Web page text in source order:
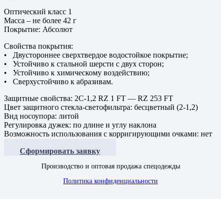
Оптический класс 1
Масса – не более 42 г
Покрытие: Абсолют
Свойства покрытия:
• Двустороннее сверхтвердое водостойкое покрытие;
• Устойчиво к стальной шерсти с двух сторон;
• Устойчиво к химическому воздействию;
• Сверхустойчиво к абразивам.
Защитные свойства: 2С-1,2 RZ 1 FT — RZ 253 FT
Цвет защитного стекла-светофильтра: бесцветный (2-1,2)
Вид носоупора: литой
Регулировка дужек: по длине и углу наклона
Возможность использования с корригирующими очками: нет
Сформировать заявку
Производство и оптовая продажа спецодежды
Политика конфиденциальности